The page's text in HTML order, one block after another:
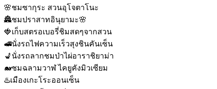
🌸ชมซากุระ สวนอุโจตาโนะ
🏯ชมปราสาทอินุยามะ🌸
🍓เก็บสตรอเบอรี่ชิมสดๆจากสวน
🚅นั่งรถไฟความเร็วสุงชินคันเซ็น
💺นั่งรถลากชมป่าไผ่อาราชิยาม่า
🐋ชมฉลามวาฬ ไคยูคังมิวเซียม
♨️เมืองเกะโระออนเซ็น